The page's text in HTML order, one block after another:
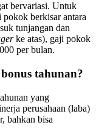
bervariasi. Untuk
berkisar antara
tunjangan dan
ke atas), gaji pokok
per bulan.
tahunan?
yang
perusahaan (laba)
bahkan bisa